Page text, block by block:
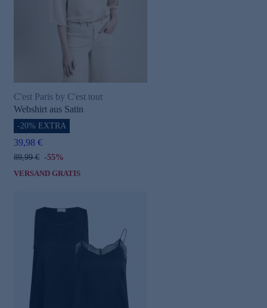
C'est Paris by C'est tout
Webshirt aus Satin
-20% EXTRA
39,98 €
89,99 € -55%
VERSAND GRATIS